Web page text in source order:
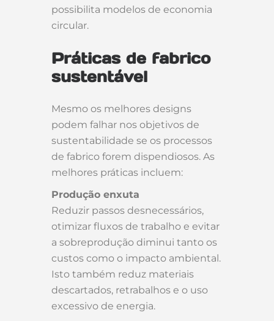
possibilita modelos de economia
circular.
Práticas de fabrico
sustentável
Mesmo os melhores designs
podem falhar nos objetivos de
sustentabilidade se os processos
de fabrico forem dispendiosos. As
melhores práticas incluem:
Produção enxuta
Reduzir passos desnecessários,
otimizar fluxos de trabalho e evitar
a sobreprodução diminui tanto os
custos como o impacto ambiental.
Isto também reduz materiais
descartados, retrabalhos e o uso
excessivo de energia.